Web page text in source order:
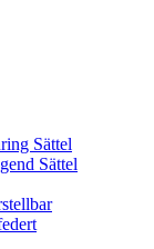
Sättel
Sättel